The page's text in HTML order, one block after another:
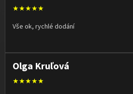
★★★★★
Vše ok, rychlé dodání
Olga Kruľová
★★★★★